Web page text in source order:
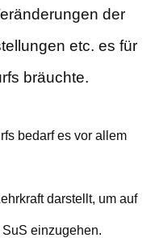
der
etc. es für
bräuchte.
bedarf es vor allem
darstellt, um auf
einzugehen.